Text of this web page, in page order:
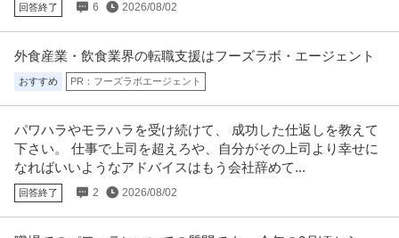
回答終了 6 2026/08/02
外食産業・飲食業界の転職支援はフーズラボ・エージェント
おすすめ PR：フーズラボエージェント
パワハラやモラハラを受け続けて、 成功した仕返しを教えて
下さい。 仕事で上司を超えろや、自分がその上司より幸せに
なればいいようなアドバイスはもう会社辞めて...
回答終了 2 2026/08/02